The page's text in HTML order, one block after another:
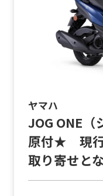
ヤマハ
JOG ONE
原付★ 現
取り寄せと